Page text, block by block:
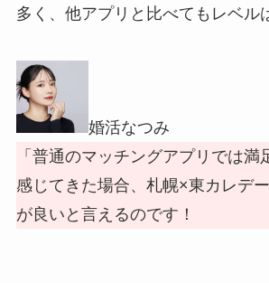
多く、他アプリと比べてもレベル
婚活なつみ
「普通のマッチングアプリでは満
感じてきた場合、札幌×東カレデ
が良いと言えるのです！